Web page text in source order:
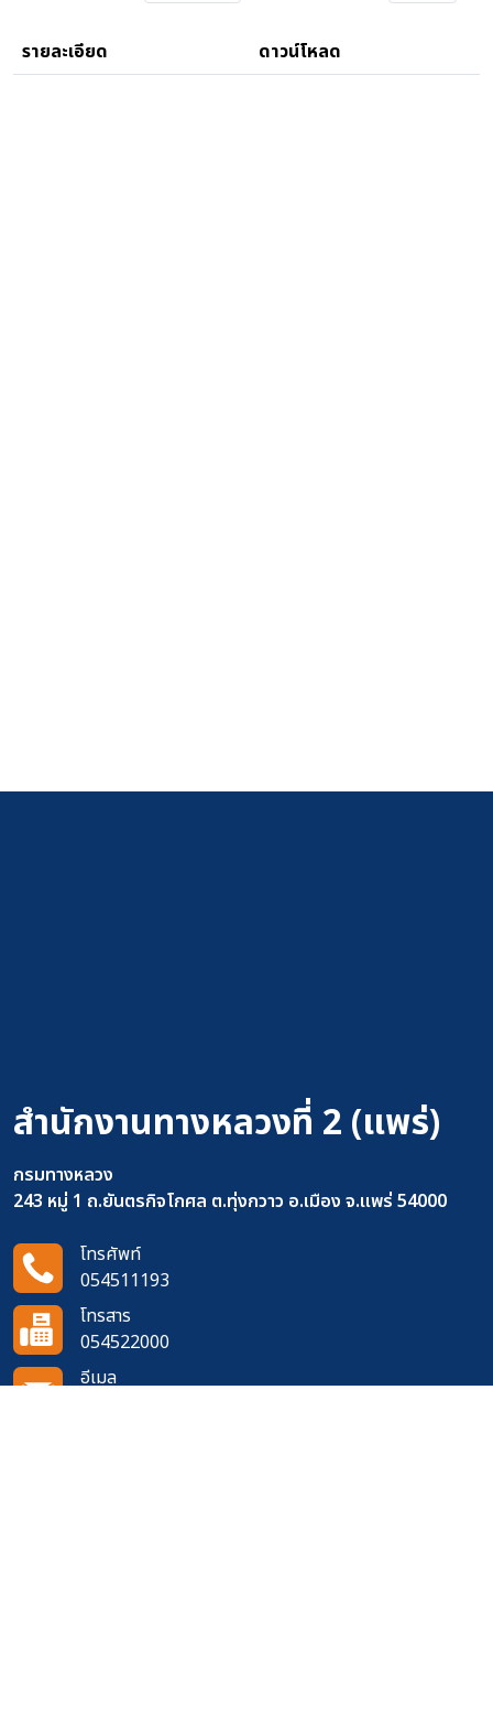
รายละเอียด ดาวน์โหลด
สำนักงานทางหลวงที่ 2 (แพร่)
กรมทางหลวง
243 หมู่ 1 ถ.ยันตรกิจโกศล ต.ทุ่งกวาว อ.เมือง จ.แพร่ 54000
โทรศัพท์
054511193
โทรสาร
054522000
อีเมล